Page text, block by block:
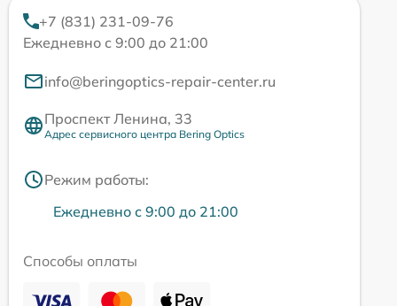
+7 (831) 231-09-76
Ежедневно с 9:00 до 21:00
info@beringoptics-repair-center.ru
Проспект Ленина, 33
Адрес сервисного центра Bering Optics
Режим работы:
Ежедневно с 9:00 до 21:00
Способы оплаты